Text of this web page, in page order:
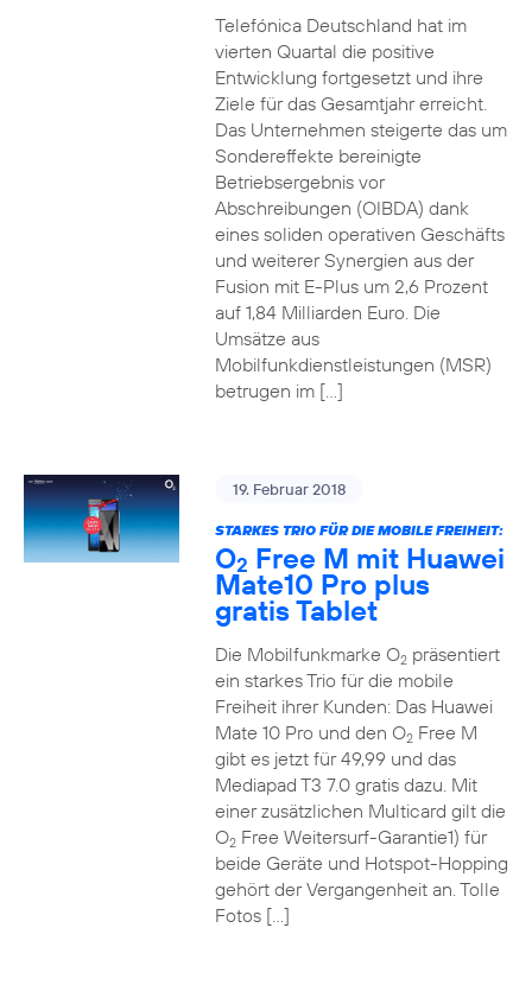
Telefónica Deutschland hat im
vierten Quartal die positive
Entwicklung fortgesetzt und ihre
Ziele für das Gesamtjahr erreicht.
Das Unternehmen steigerte das um
Sondereffekte bereinigte
Betriebsergebnis vor
Abschreibungen (OIBDA) dank
eines soliden operativen Geschäfts
und weiterer Synergien aus der
Fusion mit E-Plus um 2,6 Prozent
auf 1,84 Milliarden Euro. Die
Umsätze aus
Mobilfunkdienstleistungen (MSR)
betrugen im […]
19. Februar 2018
STARKES TRIO FÜR DIE MOBILE FREIHEIT:
O2 Free M mit Huawei
Mate10 Pro plus
gratis Tablet
Die Mobilfunkmarke O2präsentiert
ein starkes Trio für die mobile
Freiheit ihrer Kunden: Das Huawei
Mate 10 Pro und den O2Free M
gibt es jetzt für 49,99 und das
Mediapad T3 7.0 gratis dazu. Mit
einer zusätzlichen Multicard gilt die
O2Free Weitersurf-Garantie1) für
beide Geräte und Hotspot-Hopping
gehört der Vergangenheit an. Tolle
Fotos […]